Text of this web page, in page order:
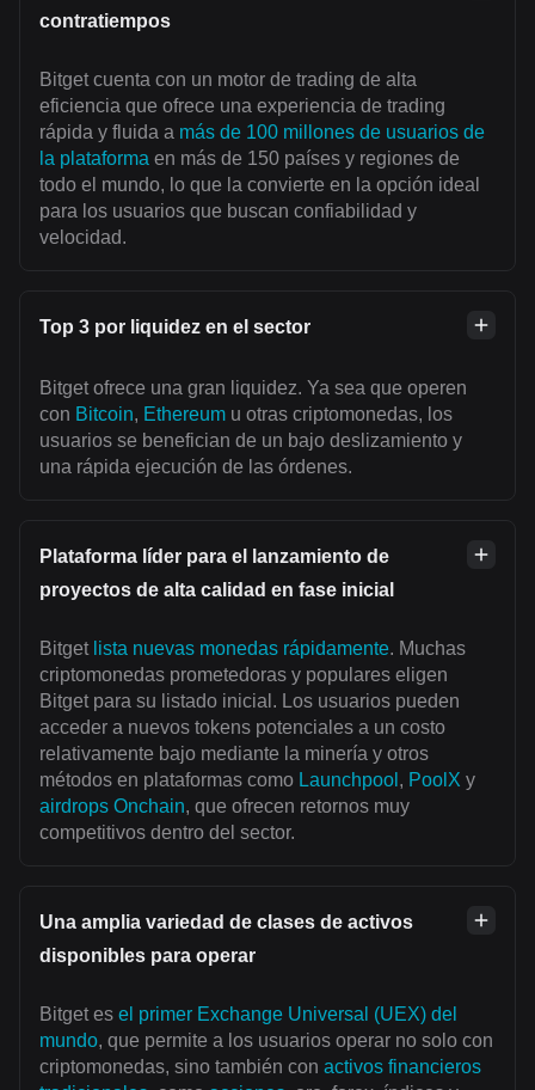
contratiempos
Bitget cuenta con un motor de trading de alta
eficiencia que ofrece una experiencia de trading
rápida y fluida a más de 100 millones de usuarios de
la plataforma en más de 150 países y regiones de
todo el mundo, lo que la convierte en la opción ideal
para los usuarios que buscan confiabilidad y
velocidad.
Top 3 por liquidez en el sector
Bitget ofrece una gran liquidez. Ya sea que operen
con Bitcoin, Ethereum u otras criptomonedas, los
usuarios se benefician de un bajo deslizamiento y
una rápida ejecución de las órdenes.
Plataforma líder para el lanzamiento de
proyectos de alta calidad en fase inicial
Bitget lista nuevas monedas rápidamente. Muchas
criptomonedas prometedoras y populares eligen
Bitget para su listado inicial. Los usuarios pueden
acceder a nuevos tokens potenciales a un costo
relativamente bajo mediante la minería y otros
métodos en plataformas como Launchpool , PoolX y
airdrops Onchain, que ofrecen retornos muy
competitivos dentro del sector.
Una amplia variedad de clases de activos
disponibles para operar
Bitget es el primer Exchange Universal (UEX) del
mundo, que permite a los usuarios operar no solo con
criptomonedas, sino también con activos financieros